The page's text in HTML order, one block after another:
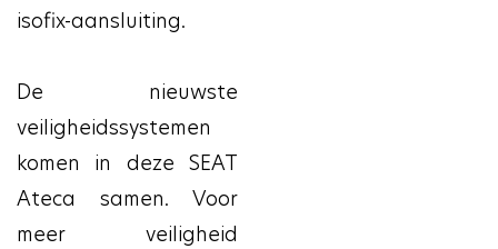
isofix-aansluiting.
De nieuwste
veiligheidssystemen
komen in deze SEAT
Ateca samen. Voor
meer veiligheid